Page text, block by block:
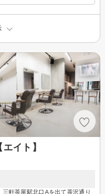
イト】
軒茶屋駅北口Aを出て茶沢通り